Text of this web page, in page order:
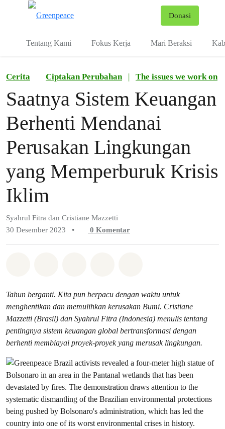
Donasi
Tentang Kami Fokus Kerja Mari Beraksi
Cerita Ciptakan Perubahan | The issues we work on
Saatnya Sistem Keuangan
Berhenti Mendanai
Perusakan Lingkungan
yang Memperburuk Krisis
Iklim
Syahrul Fitra dan Cristiane Mazzetti
30 Desember 2023
• 0 Komentar
Tahun berganti. Kita pun berpacu dengan waktu untuk
menghentikan dan memulihkan kerusakan Bumi. Cristiane
Mazzetti (Brasil) dan Syahrul Fitra (Indonesia) menulis tentang
pentingnya sistem keuangan global bertransformasi dengan
berhenti membiayai proyek-proyek yang merusak lingkungan.